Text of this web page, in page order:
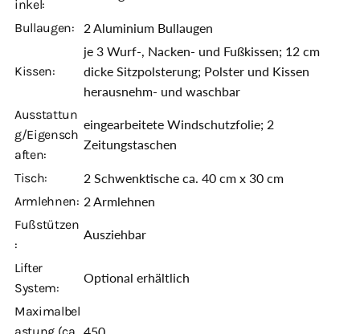
inkel:
Bullaugen: 2 Aluminium Bullaugen
Kissen:
je 3 Wurf-, Nacken- und Fußkissen; 12 cm
dicke Sitzpolsterung; Polster und Kissen
herausnehm- und waschbar
Ausstattun
g/Eigensch
aften:
eingearbeitete Windschutzfolie; 2
Zeitungstaschen
Tisch:
2 Schwenktische ca. 40 cm x 30 cm
Armlehnen: 2 Armlehnen
Fußstützen
:
Ausziehbar
Lifter
System:
Optional erhältlich
Maximalbel
astung (ca. 450